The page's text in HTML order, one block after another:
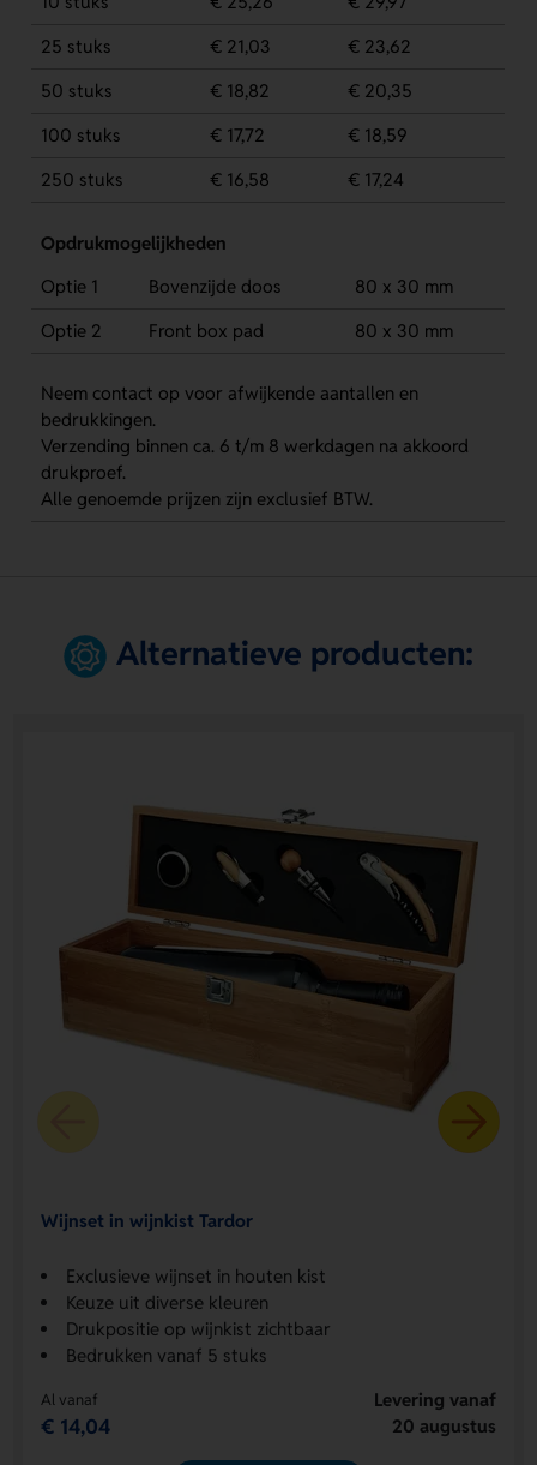
25 stuks
€ 21,03
€ 23,62
50 stuks
€ 18,82
€ 20,35
100 stuks
€ 17,72
€ 18,59
250 stuks
€ 16,58 € 17,24
Opdrukmogelijkheden
Optie 1
Bovenzijde doos
80 x 30 mm
Optie 2
Front box pad 80 x 30 mm
Neem contact op voor afwijkende aantallen en
bedrukkingen.
Verzending binnen ca. 6 t/m 8 werkdagen na akkoord
drukproef.
Alle genoemde prijzen zijn exclusief BTW.
Alternatieve producten:
Wijnset in wijnkist Tardor
Exclusieve wijnset in houten kist
Keuze uit diverse kleuren
Drukpositie op wijnkist zichtbaar
Bedrukken vanaf 5 stuks
Al vanaf
€ 14,04
Levering vanaf
20 augustus